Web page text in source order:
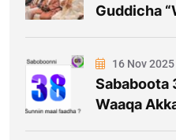
Guddicha
16 Nov 2025
Sababoota
Waaqa